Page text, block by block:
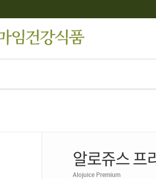
알로쥬스 프
Alojuice Premium